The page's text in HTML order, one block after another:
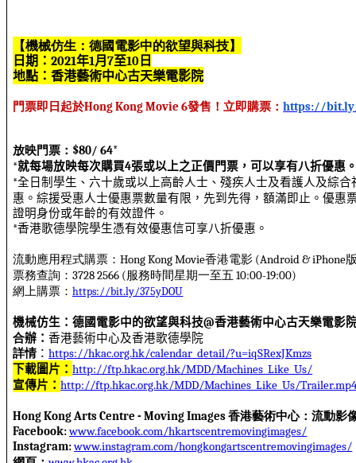
【機械仿生：德國電影中的欲望與科技】
日期：2021年1月7至10日
地點：香港藝術中心古天樂電影院
門票即日起於Hong Kong Movie 6發售！立即購票：https://bit.ly/
放映門票： $80/ 64*
*就每場放映每次購買4張或以上之正價門票，可以享有八折優惠
*全日制學生、六十歲或以上高齡人士、殘疾人士及看護人及綜
惠。綜援受惠人士優惠票數量有限，先到先得，額滿即止。優惠
證明身份或年齡的有效證件。
*香港歌德學院學生憑有效優惠信可享八折優惠。
流動應用程式購票：Hong Kong Movie香港電影 (Android & iPhone
票務查詢：3728 2566 (服務時間星期一至五 10:00-19:00)
網上購票：https://bit.ly/375yDOU
機械仿生：德國電影中的欲望與科技@香港藝術中心古天樂電影
合辦：香港藝術中心及香港歌德學院
詳情 ：https://hkac.org.hk/calendar_detail/?u=iqSRexJKmzs
下載圖片：http://ftp.hkac.org.hk/MDD/Machines_Like_Us/
宣傳片：http://ftp.hkac.org.hk/MDD/Machines_Like_Us/
Hong Kong Arts Centre - Moving Images香港藝術中心：流動影
Facebook:www.facebook.com/hkartscentremovingimages/
Instagram:www.instagram.com/hongkongartscentremovingimages/